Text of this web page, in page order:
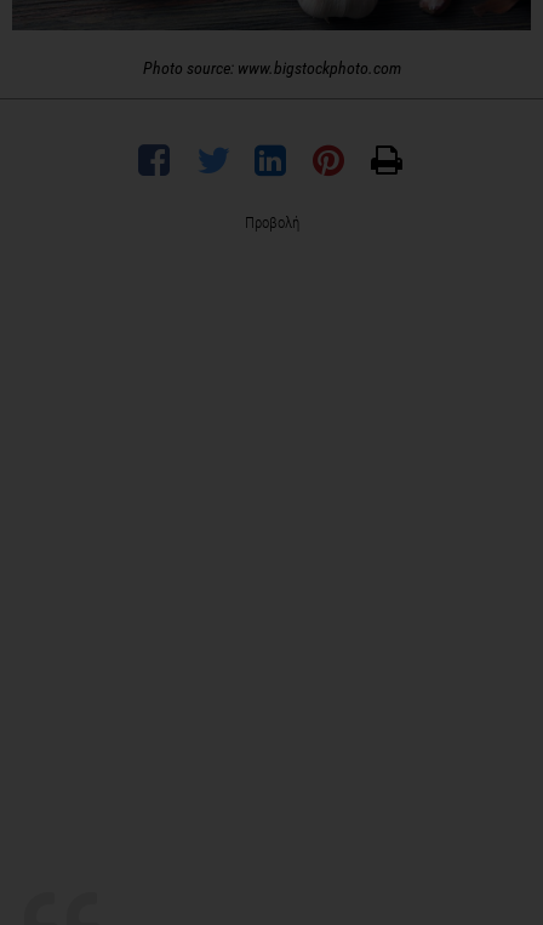
Photo source: www.bigstockphoto.com
Προβολή